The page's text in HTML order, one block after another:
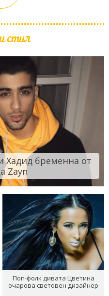
стил
бременна от
Zayn
Поп-фолк дивата Цветина
очарова световен дизайнер